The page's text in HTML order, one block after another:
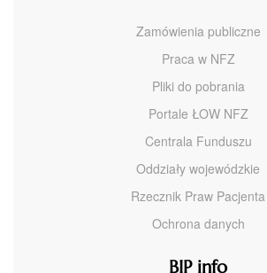
Zamówienia publiczne
Praca w NFZ
Pliki do pobrania
Portale ŁOW NFZ
Centrala Funduszu
Oddziały wojewódzkie
Rzecznik Praw Pacjenta
Ochrona danych
BIP info